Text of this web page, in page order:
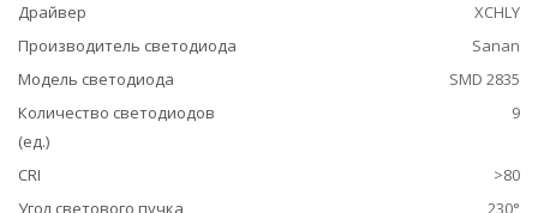
Драйвер
XCHLY
Производитель светодиода
Sanan
Модель светодиода
SMD 2835
Количество светодиодов
(ед.)
9
CRI
>80
Угол светового пучка
230°